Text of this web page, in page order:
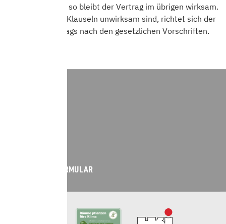
unwirksam sein, so bleibt der Vertrag im übrigen wirksam.
Soweit einzelne Klauseln unwirksam sind, richtet sich der
Inhalt des Vertrags nach den gesetzlichen Vorschriften.
KONTAKT­FORMULAR